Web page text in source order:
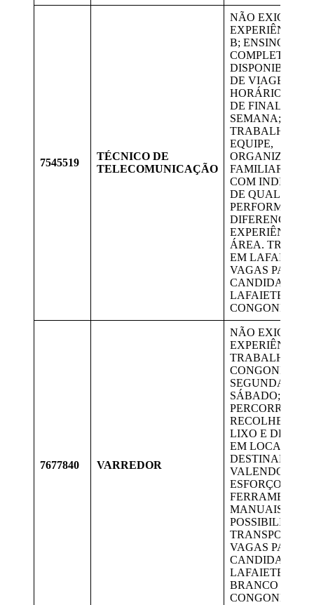
7545519
TÉCNICO DE
TELECOMUNICAÇÃO
NÃO EXIGE
EXPERIÊNCIA;
B; ENSINO
COMPLETO;
DE VIAGENS,
HORÁRIO,
DE FINAL DE
SEMANA;
TRABALHO EM
EQUIPE,
COM
DE
DIFERENCIAL
EXPERIÊNCIA
ÁREA.
EM LAFAIETE.
VAGAS PARA
CANDIDATOS
LAFAIETE E
CONGONHAS.
7677840 VARREDOR
NÃO EXIGE
EXPERIÊNCIA;
TRABALHAR
CONGONHAS
SEGUNDA A
SÁBADO;
PERCORRER
RECOLHENDO
LIXO E
EM LOCAIS
DESTINADOS,
VALENDO-SE
ESFORÇO
FERRAMENTAS
MANUAIS
POSSIBILITAR
TRANSPORTE.
VAGAS PARA
CANDIDATOS
LAFAIETE,
BRANCO E
CONGONHAS.